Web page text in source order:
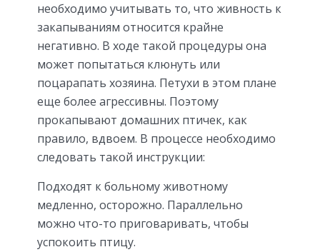
необходимо учитывать то, что живность к
закапываниям относится крайне
негативно. В ходе такой процедуры она
может попытаться клюнуть или
поцарапать хозяина. Петухи в этом плане
еще более агрессивны. Поэтому
прокапывают домашних птичек, как
правило, вдвоем. В процессе необходимо
следовать такой инструкции:
Подходят к больному животному
медленно, осторожно. Параллельно
можно что-то приговаривать, чтобы
успокоить птицу.